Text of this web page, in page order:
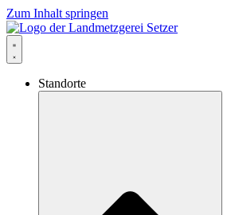
Zum Inhalt springen
Standorte